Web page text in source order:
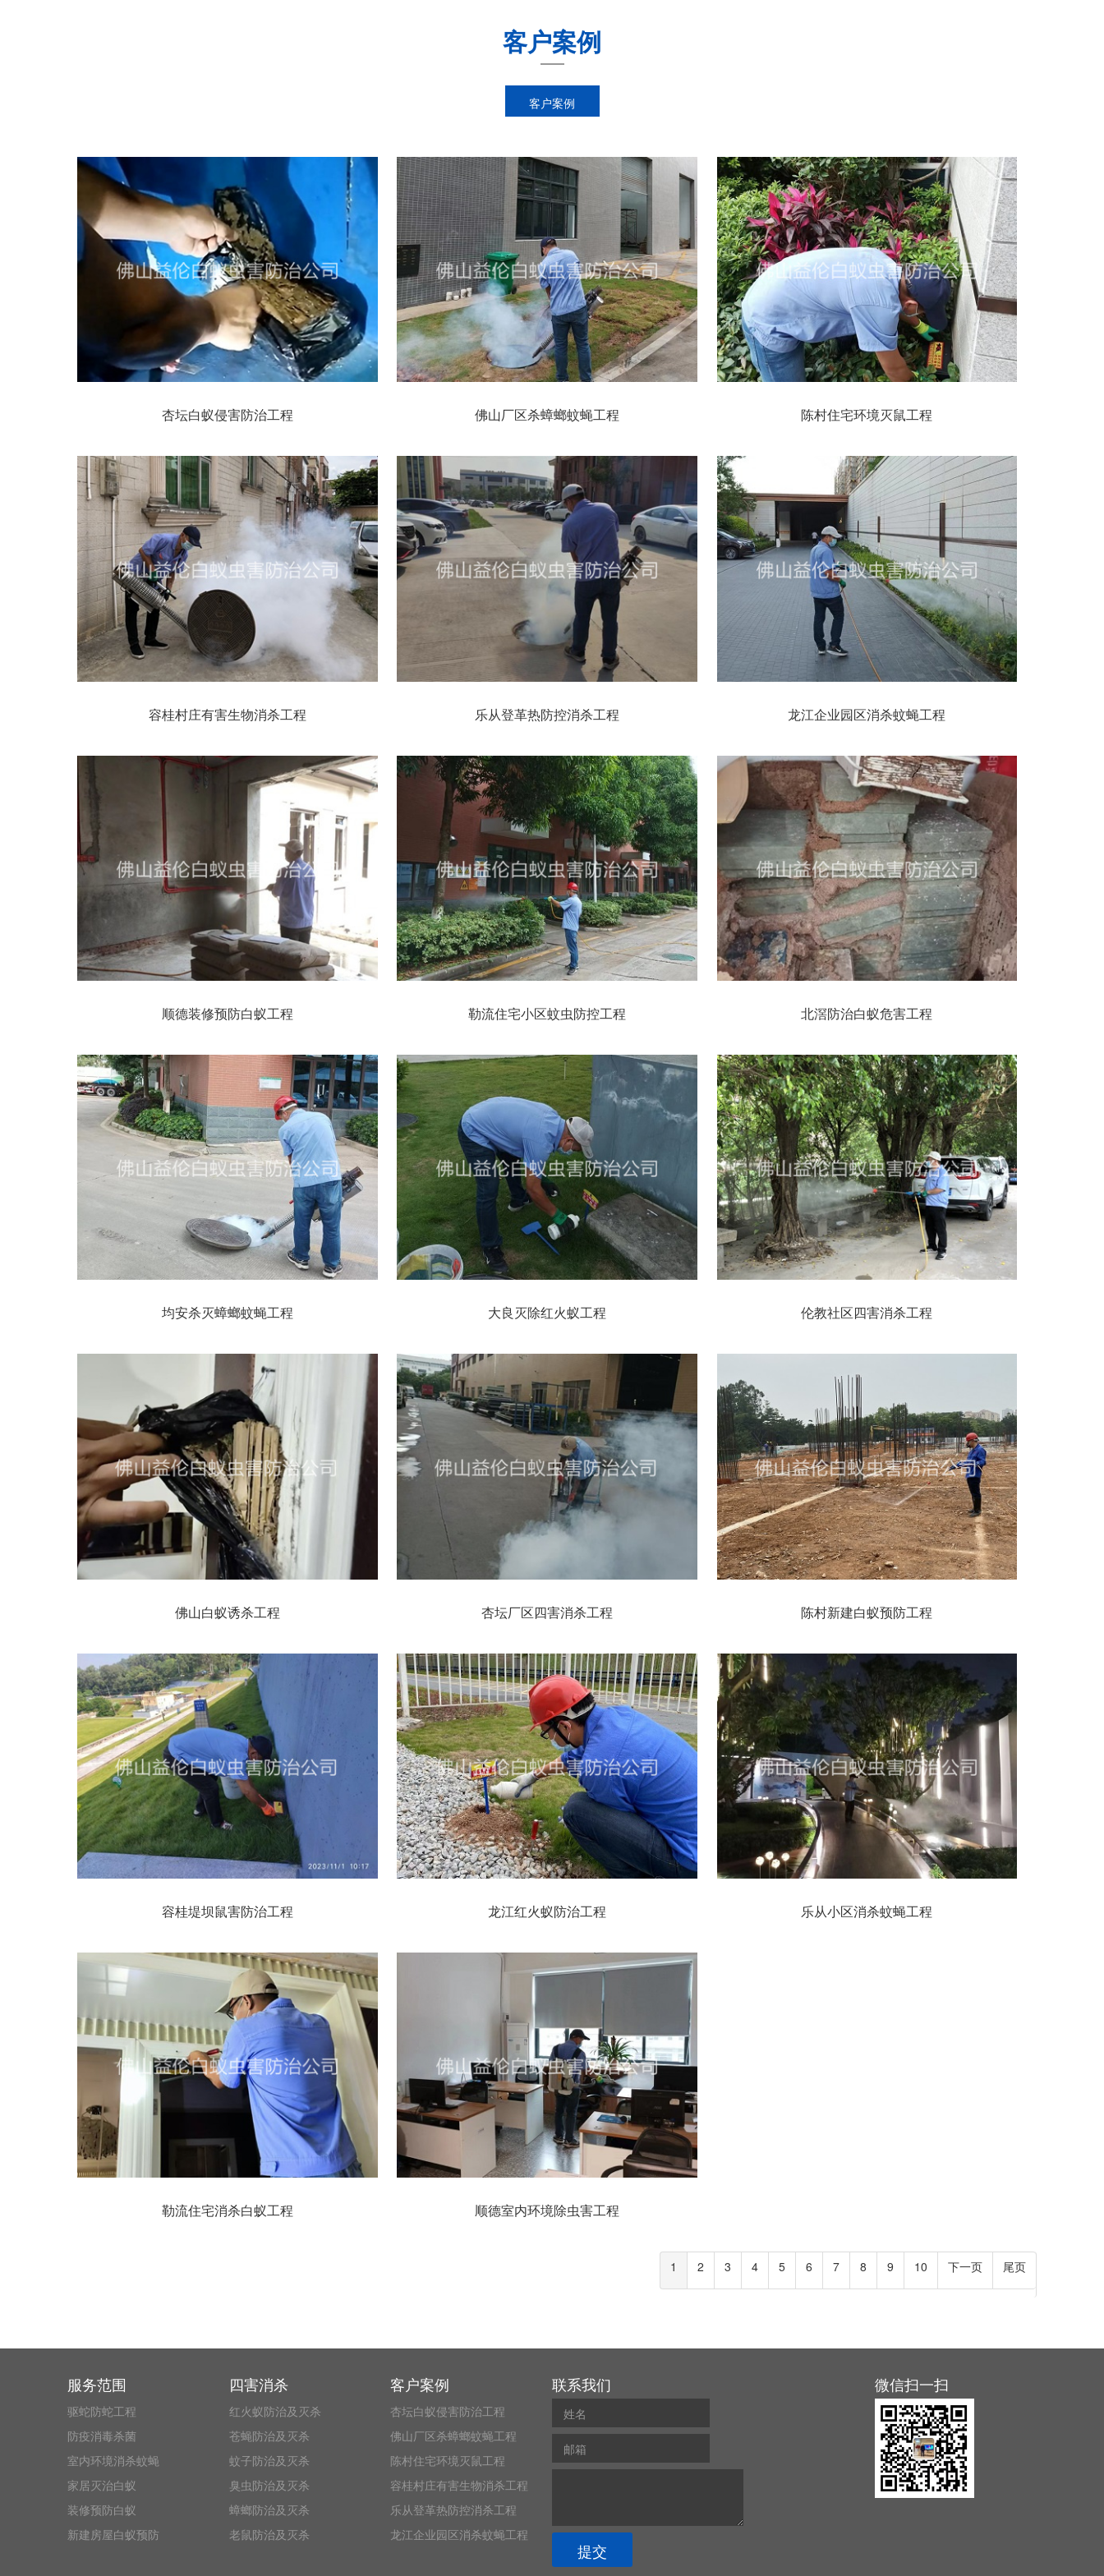
客户案例
客户案例
杏坛白蚁侵害防治工程 佛山厂区杀蟑螂蚊蝇工程 陈村住宅环境灭鼠工程
容桂村庄有害生物消杀工程 乐从登革热防控消杀工程 龙江企业园区消杀蚊蝇工程
顺德装修预防白蚁工程 勒流住宅小区蚊虫防控工程 北滘防治白蚁危害工程
均安杀灭蟑螂蚊蝇工程 大良灭除红火蚁工程 伦教社区四害消杀工程
佛山白蚁诱杀工程 杏坛厂区四害消杀工程 陈村新建白蚁预防工程
容桂堤坝鼠害防治工程 龙江红火蚁防治工程 乐从小区消杀蚊蝇工程
勒流住宅消杀白蚁工程 顺德室内环境除虫害工程
1 2 3 4 5 6 7 8 9 10 下一页 尾页
服务范围
驱蛇防蛇工程
防疫消毒杀菌
室内环境消杀蚊蝇
家居灭治白蚁
装修预防白蚁
新建房屋白蚁预防
四害消杀
红火蚁防治及灭杀
苍蝇防治及灭杀
蚊子防治及灭杀
臭虫防治及灭杀
蟑螂防治及灭杀
老鼠防治及灭杀
客户案例
杏坛白蚁侵害防治工程
佛山厂区杀蟑螂蚊蝇工程
陈村住宅环境灭鼠工程
容桂村庄有害生物消杀工程
乐从登革热防控消杀工程
龙江企业园区消杀蚊蝇工程
联系我们 微信扫一扫